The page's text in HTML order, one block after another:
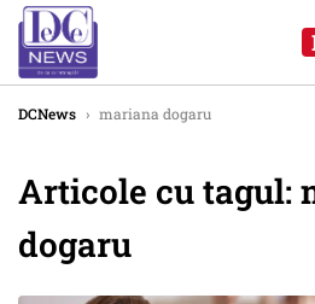
DCNews › mariana dogaru
Articole cu tagul:
dogaru